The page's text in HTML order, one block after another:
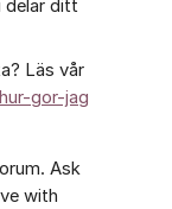
delar ditt
Läs vår
gor-jag
Ask
with